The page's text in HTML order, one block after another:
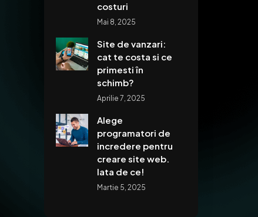
costuri
Mai 8, 2025
Site de vanzari:
cat te costa si ce
primesti în
schimb?
Aprilie 7, 2025
Alege
programatori de
incredere pentru
creare site web.
Iata de ce!
Martie 5, 2025